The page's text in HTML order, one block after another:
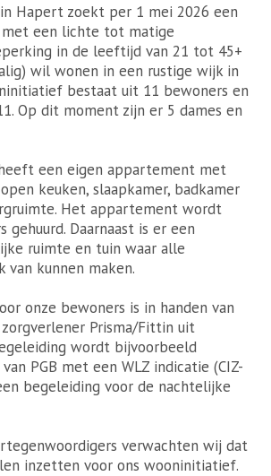
Hapert zoekt per 1 mei 2026 een
met een lichte tot matige
in de leeftijd van 21 tot 45+
wil wonen in een rustige wijk in
bestaat uit 11 bewoners en
Op dit moment zijn er 5 dames en
een eigen appartement met
keuken, slaapkamer, badkamer
Het appartement wordt
gehuurd. Daarnaast is er een
ruimte en tuin waar alle
van kunnen maken.
onze bewoners is in handen van
Prisma/Fittin uit
wordt bijvoorbeeld
PGB met een WLZ indicatie (CIZ-
begeleiding voor de nachtelijke
verwachten wij dat
inzetten voor ons wooninitiatief.